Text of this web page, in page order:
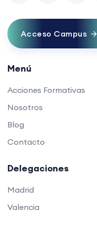
Acceso Campus
Menú
Acciones Formativas
Nosotros
Blog
Contacto
Delegaciones
Madrid
Valencia